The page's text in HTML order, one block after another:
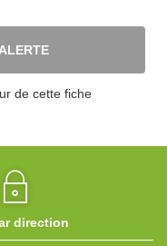
de cette fiche
direction